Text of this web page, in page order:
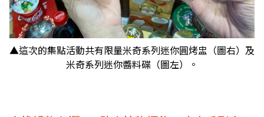
▲這次的集點活動共有限量米奇系列迷你圓烤盅（圖右）及
米奇系列迷你醬料碟（圖左）。